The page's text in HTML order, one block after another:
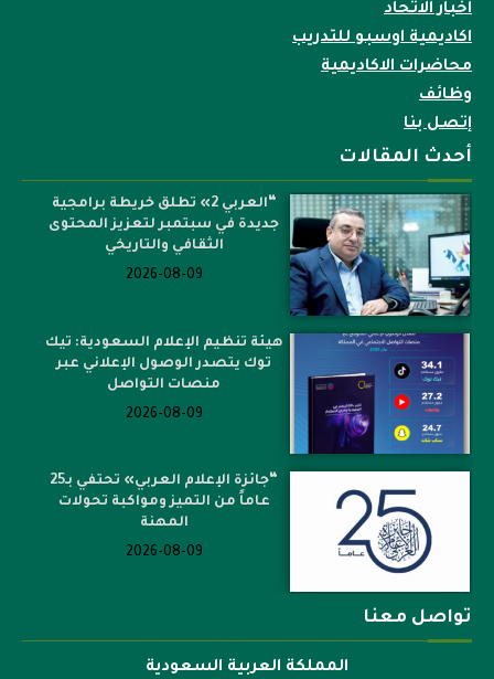
اخبار الاتحاد
اكاديمية اوسبو للتدريب
محاضرات الاكاديمية
وظائف
إتصل بنا
أحدث المقالات
“العربي 2» تطلق خريطة برامجية
جديدة في سبتمبر لتعزيز المحتوى
الثقافي والتاريخي
2026-08-09
هيئة تنظيم الإعلام السعودية: تيك
توك يتصدر الوصول الإعلاني عبر
منصات التواصل
2026-08-09
“جائزة الإعلام العربي» تحتفي بـ25
عاماً من التميز ومواكبة تحولات
المهنة
2026-08-09
تواصل معنا
المملكة العربية السعودية